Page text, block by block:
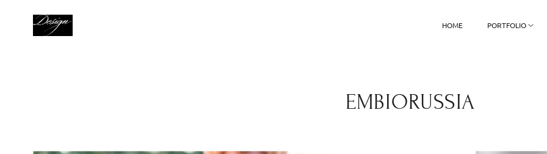
HOME PORTFOLIO
EMBIORUSSIA